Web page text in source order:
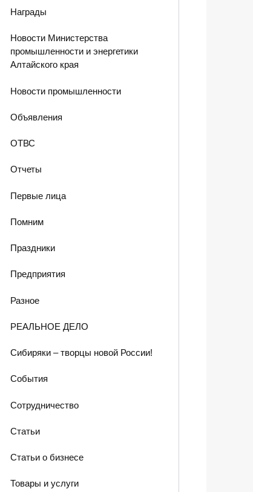
Награды
Новости Министерства
промышленности и энергетики
Алтайского края
Новости промышленности
Объявления
ОТВС
Отчеты
Первые лица
Помним
Праздники
Предприятия
Разное
РЕАЛЬНОЕ ДЕЛО
Сибиряки – творцы новой России!
События
Сотрудничество
Статьи
Статьи о бизнесе
Товары и услуги